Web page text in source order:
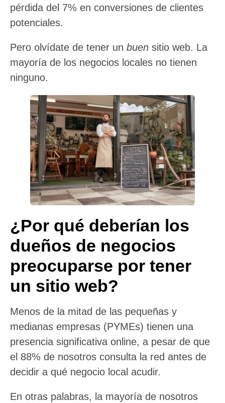
pérdida del 7% en conversiones de clientes
potenciales.
Pero olvídate de tener un buen sitio web. La
mayoría de los negocios locales no tienen
ninguno.
¿Por qué deberían los
dueños de negocios
preocuparse por tener
un sitio web?
Menos de la mitad de las pequeñas y
medianas empresas (PYMEs) tienen una
presencia significativa online, a pesar de que
el 88% de nosotros consulta la red antes de
decidir a qué negocio local acudir.
En otras palabras, la mayoría de nosotros